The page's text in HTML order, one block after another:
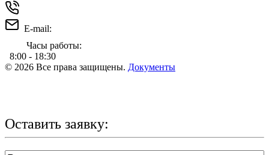
E-mail:
Часы работы:
8:00 - 18:30
© 2026 Все права защищены. Документы
Оставить заявку: